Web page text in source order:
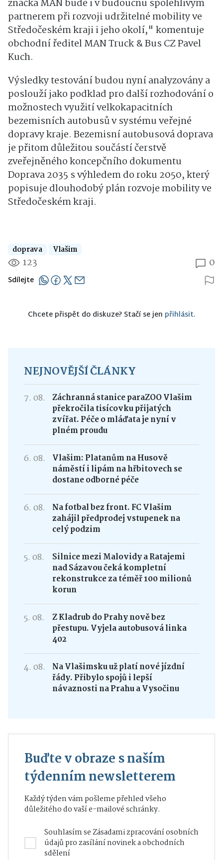
značka MAN bude i v budoucnu spolehlivým
partnerem při rozvoji udržitelné mobility ve
Středočeském kraji i jeho okolí," komentuje
obchodní ředitel MAN Truck & Bus CZ Pavel
Kuch.
Výsledky testování budou nyní analyzovány a
poslouží jako podklad pro další rozhodování o
možnostech využití velkokapacitních
bezemisních autobusů v systému veřejné
dopravy kraje. Bezemisní autobusová doprava
je přitom důležitou součástí čerstvě
zveřejněného koncepčního dokumentu
Doprava 2035 s výhledem do roku 2050, který
popisuje dlouhodobý plán rozvoje mobility ve
Středočeském kraji.
doprava Vlašim
123 0
Sdílejte
Chcete přispět do diskuze? Stačí se jen přihlásit.
NEJNOVĚJŠÍ ČLÁNKY
7. 08.
Záchranná stanice paraZOO Vlašim
překročila tisícovku přijatých
zvířat. Péče o mláďata je nyní v
plném proudu
6. 08.
Vlašim: Platanům na Husově
náměstí i lipám na hřbitovech se
dostane odborné péče
6. 08.
Na fotbal bez front. FC Vlašim
zahájil předprodej vstupenek na
celý podzim
5. 08.
Silnice mezi Malovidy a Ratajemi
nad Sázavou čeká kompletní
rekonstrukce za téměř 100 milionů
korun
5. 08.
Z Kladrub do Prahy nově bez
přestupu. Vyjela autobusová linka
402
4. 08.
Na Vlašimsku už platí nové jízdní
řády. Přibylo spojů i lepší
návaznosti na Prahu a Vysočinu
Buďte v obraze s naším
týdenním newsletterem
Každý týden vám pošleme přehled všeho
důležitého do vaší e-mailové schránky.
Souhlasím seZásadami zpracování osobních
údajůpro zasílání novinek a obchodních
sdělení